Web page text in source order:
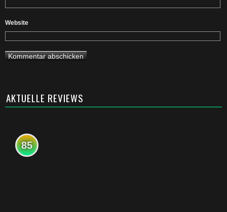
Website
AKTUELLE REVIEWS
85